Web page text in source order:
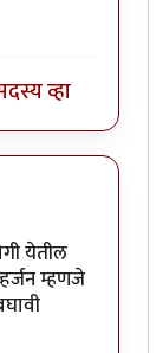
व्हा
येतील
म्हणजे